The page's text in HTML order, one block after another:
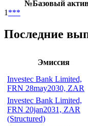
№Базовый
1***
Последние
Эмиссия
Investec Bank Limited,
FRN 28may2030, ZAR
Investec Bank Limited,
FRN 20jan2031, ZAR
(Structured)